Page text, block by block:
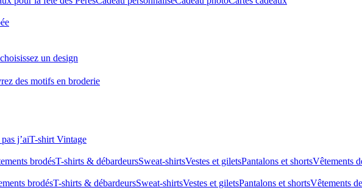
un design
des motifs en broderie
j’aiT-shirt Vintage
brodésT-shirts & débardeursSweat-shirtsVestes et giletsPantalons et shortsVêtements
brodésT-shirts & débardeursSweat-shirtsVestes et giletsPantalons et shortsVêtements